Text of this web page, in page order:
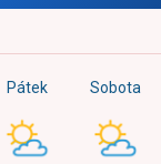
Pátek Sobota